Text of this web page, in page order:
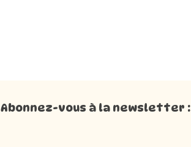
Abonnez-vous à la newsletter :